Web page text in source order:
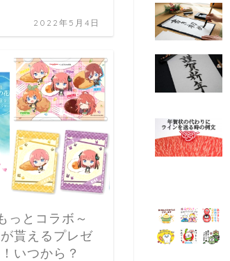
2022年5月4日
っとコラボ～
貰えるプレゼ
いつから？